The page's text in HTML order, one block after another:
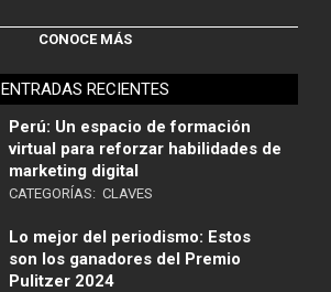
CONOCE MÁS
ENTRADAS RECIENTES
Perú: Un espacio de formación
virtual para reforzar habilidades de
marketing digital
CATEGORÍAS: CLAVES
Lo mejor del periodismo: Estos
son los ganadores del Premio
Pulitzer 2024